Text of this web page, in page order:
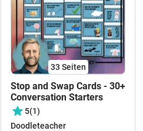
33 Seiten
Stop and Swap Cards - 30+
Conversation Starters
5(1)
Doodleteacher